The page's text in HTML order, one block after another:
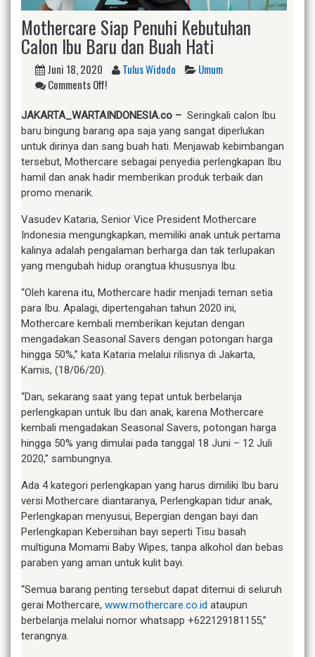
Mothercare Siap Penuhi Kebutuhan
Calon Ibu Baru dan Buah Hati
Juni 18, 2020 Tulus Widodo
Umum
Comments Off!
JAKARTA_WARTAINDONESIA.co – Seringkali calon Ibu
baru bingung barang apa saja yang sangat diperlukan
untuk dirinya dan sang buah hati. Menjawab kebimbangan
tersebut, Mothercare sebagai penyedia perlengkapan Ibu
hamil dan anak hadir memberikan produk terbaik dan
promo menarik.
Vasudev Kataria, Senior Vice President Mothercare
Indonesia mengungkapkan, memiliki anak untuk pertama
kalinya adalah pengalaman berharga dan tak terlupakan
yang mengubah hidup orangtua khususnya Ibu.
“Oleh karena itu, Mothercare hadir menjadi teman setia
para Ibu. Apalagi, dipertengahan tahun 2020 ini,
Mothercare kembali memberikan kejutan dengan
mengadakan Seasonal Savers dengan potongan harga
hingga 50%,” kata Kataria melalui rilisnya di Jakarta,
Kamis, (18/06/20).
“Dan, sekarang saat yang tepat untuk berbelanja
perlengkapan untuk Ibu dan anak, karena Mothercare
kembali mengadakan Seasonal Savers, potongan harga
hingga 50% yang dimulai pada tanggal 18 Juni – 12 Juli
2020,” sambungnya.
Ada 4 kategori perlengkapan yang harus dimiliki Ibu baru
versi Mothercare diantaranya, Perlengkapan tidur anak,
Perlengkapan menyusui, Bepergian dengan bayi dan
Perlengkapan Kebersihan bayi seperti Tisu basah
multiguna Momami Baby Wipes, tanpa alkohol dan bebas
paraben yang aman untuk kulit bayi.
“Semua barang penting tersebut dapat ditemui di seluruh
gerai Mothercare, www.mothercare.co.id ataupun
berbelanja melalui nomor whatsapp +622129181155,”
terangnya.